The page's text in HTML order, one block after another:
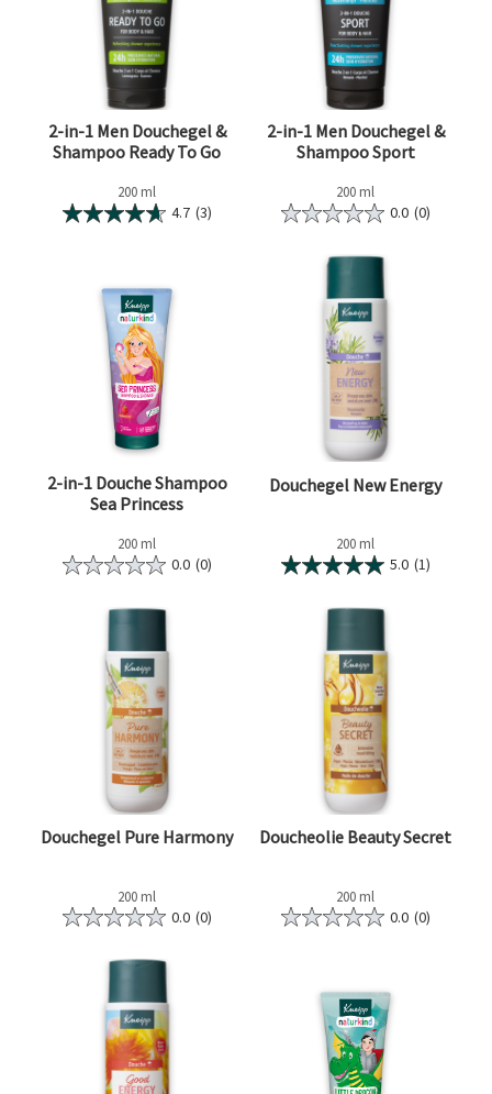
2-in-1 Men Douchegel &
Shampoo Ready To Go
200 ml
4.7 (3)
2-in-1 Men Douchegel &
Shampoo Sport
200 ml
0.0 (0)
2-in-1 Douche Shampoo
Sea Princess
200 ml
0.0 (0)
Douchegel New Energy
200 ml
5.0 (1)
Douchegel Pure Harmony
200 ml
0.0 (0)
Doucheolie Beauty Secret
200 ml
0.0 (0)